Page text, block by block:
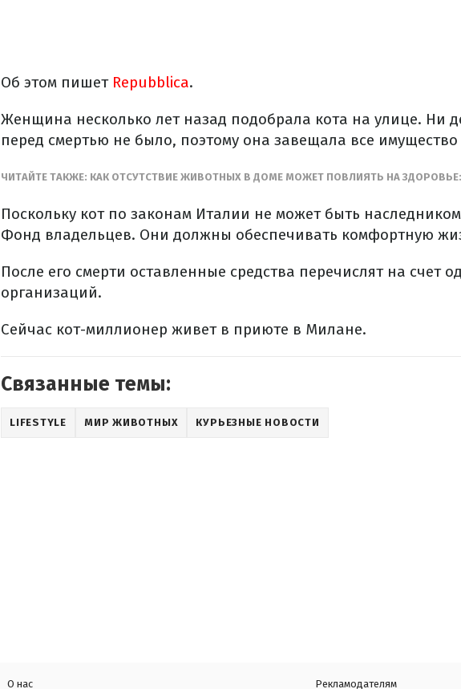
Об этом пишет Repubblica.
Женщина несколько лет назад подобрала кота на улице. Ни
перед смертью не было, поэтому она завещала все
ЧИТАЙТЕ ТАКЖЕ: КАК ОТСУТСТВИЕ ЖИВОТНЫХ В ДОМЕ МОЖЕТ ПОВЛИЯТЬ НА
Поскольку кот по законам Италии не может быть
Фонд владельцев. Они должны обеспечивать комфортную
После его смерти оставленные средства перечислят на счет
организаций.
Сейчас кот-миллионер живет в приюте в Милане.
Связанные темы:
LIFESTYLE МИР ЖИВОТНЫХ КУРЬЕЗНЫЕ НОВОСТИ
О нас
Рекламодателям